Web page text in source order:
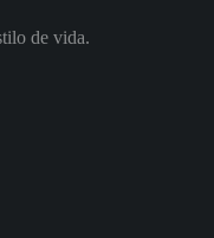
de vida.